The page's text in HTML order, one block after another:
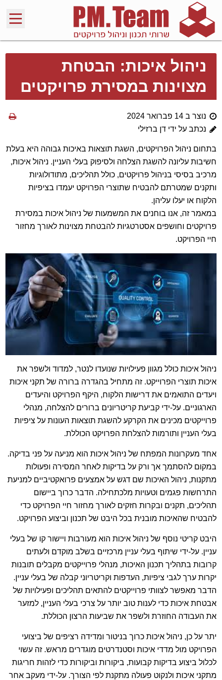
ניהול איכות: הבטחת
מצוינות במסירת פרויקטים
נוצר ב 14 פברואר 2024
נכתב על ידי דן ברזילי
בתחום ניהול הפרויקטים, השגת תוצאות באיכות גבוהה היא בעלת
חשיבות עליונה להשגת הצלחה ולסיפוק בעלי העניין. ניהול איכות,
מרכיב בסיסי בניהול פרויקטים, כולל תהליכים, מתודולוגיות
ותקנים שמטרתם להבטיח שתוצרי הפרויקט יעמדו בציפיות
הלקוח או יעלו עליהן.
במאמר זה, אנו בוחנים את המשמעות של ניהול איכות במסירת
פרויקטים וחושפים אסטרטגיות להבטחת מצוינות לאורך מחזור
חיי הפרויקט.
ניהול איכות כולל מגוון פעילויות שנועדו לנטר, למדוד ולשפר את
איכות תוצרי הפרוייקט. זה מתחיל בהגדרה ברורה של תקני איכות
ויעדים התואמים את דרישות הלקוח, היקף הפרויקט והיעדים
הארגוניים. על-ידי קביעת קריטריונים ברורים להצלחה, מנהלי
פרוייקטים מכינים את הקרקע להשגת תוצאות העונות על ציפיות
בעלי העניין ותורמות להצלחת הפרויקט הכוללת.
אחד מעקרונות המפתח של ניהול איכות הוא מניעה על פני בדיקה.
במקום להסתמך אך ורק על בדיקות לאחר המסירה ופעולות
מתקנות, ניהול האיכות שם דגש על אמצעים פרואקטיביים למניעת
התרחשות פגמים וטעויות מלכתחילה. הדבר כרוך ביישום
תהליכים, תקנים ובקרות חזקים לאורך מחזור חיי הפרויקט כדי
להבטיח שהאיכות מובנית בכל היבט של תכנון וביצוע הפרויקט.
היבט קריטי נוסף של ניהול איכות הוא מעורבות ויישור קו של בעלי
עניין. על-ידי שיתוף בעלי עניין מרכזיים בשלב מוקדם ולעתים
קרובות בתהליך תכנון האיכות, מנהלי פרוייקטים מקבלים תובנות
יקרות ערך לגבי ציפיות, העדפות וקריטריוני קבלה של בעלי עניין.
הדבר מאפשר לצוותי פרוייקטים להתאים תהליכים ופעילויות של
אבטחת איכות כדי לענות טוב יותר על צרכי בעלי העניין, למזער
את העבודה החוזרת ולשפר את שביעות הרצון הכוללת.
יתר על כן, ניהול איכות כרוך בניטור ומדידה רציפים של ביצועי
הפרויקט מול מדדי איכות וסטנדרטים מוגדרים מראש. זה עשוי
לכלול ביצוע בדיקות קבועות, ביקורות וביקורות כדי לזהות חריגות
מתקני איכות ולנקוט פעולה מתקנת לפי הצורך. על-ידי מעקב אחר